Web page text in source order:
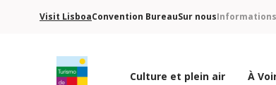
Visit LisboaConvention BureauSur nous
Culture et plein air À